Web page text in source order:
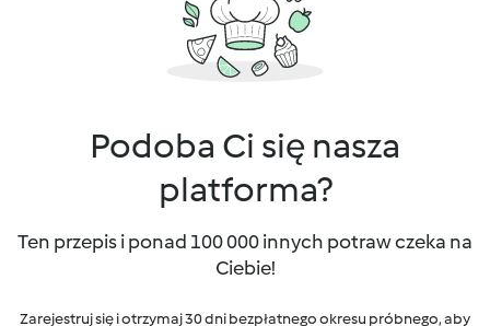
Podoba Ci się nasza
platforma?
Ten przepis i ponad 100 000 innych potraw czeka na
Ciebie!
Zarejestruj się i otrzymaj 30 dni bezpłatnego okresu próbnego, aby